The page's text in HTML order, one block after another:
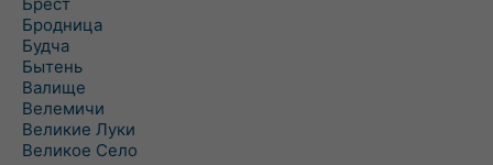
Бродница
Будча
Бытень
Валище
Велемичи
Великие Луки
Великое Село